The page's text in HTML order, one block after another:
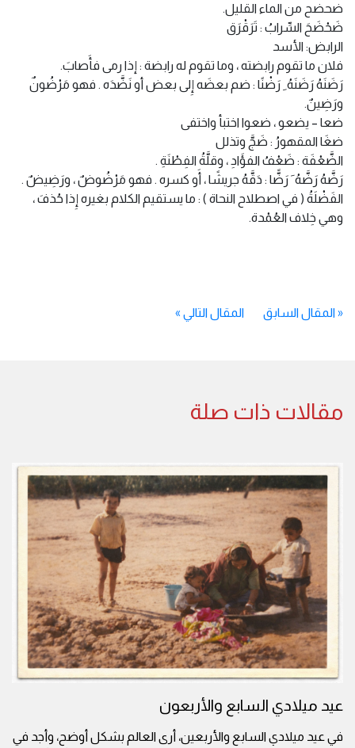
ضحضح من الماء القليل.
ضَحْضَحَ السِّرابُ : تَرَقْرَق
الرابض: الأسد
فلان ما تقوم رابضته ، وما تقوم له رابضة : إذا رمى فأَصابَ.
رَضَنَهُ رَضَنَهُ ِ رَضْنًا : ضم بعضَه إِلى بعض أو نَضَّدَه . فهو مَرْضُونٌ
ورَضِينٌ.
ضعا – يضعو ، ضعوا اختبأ واختفى
ضغَا المقهورُ : ضَجَّ وتذلل
الضَّعْفَة : ضَعْفُ الفؤَادِ ، وقلَّةُ الفِطْنَةِ .
رَضَّهُ رَضَّهُ َ رَضًّا : دَقَّهُ جريشًا ، أَو كسره . فهو مَرْضُوضٌ ، ورَضِيضٌ .
الفَضْلَةُ ( في اصطلاح النحاة ) : ما يستقيم الكلام بغيره إِذا حُذفَ ،
وهي خِلاف العُمْدة.
«المقال السابق المقال التالي »
مقالات ذات صلة
عيد ميلادي السابع والأربعون
في عيد ميلادي السابع والأربعين، أرى العالم بشكل أوضح، وأجد في